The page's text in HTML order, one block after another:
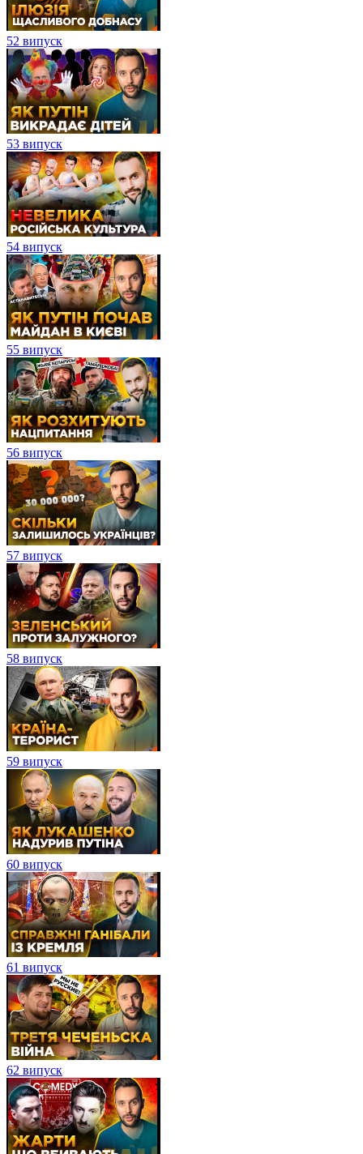
52 випуск
53 випуск
54 випуск
55 випуск
56 випуск
57 випуск
58 випуск
59 випуск
60 випуск
61 випуск
62 випуск